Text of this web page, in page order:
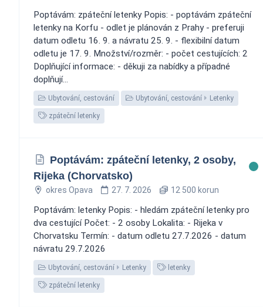
Poptávám: zpáteční letenky Popis: - poptávám zpáteční
letenky na Korfu - odlet je plánován z Prahy - preferuji
datum odletu 16. 9. a návratu 25. 9. - flexibilní datum
odletu je 17. 9. Množství/rozměr: - počet cestujících: 2
Doplňující informace: - děkuji za nabídky a případné
doplňují...
Ubytování, cestování Ubytování, cestování Letenky
zpáteční letenky
Poptávám: zpáteční letenky, 2 osoby,
Rijeka (Chorvatsko)
okres Opava 27. 7. 2026 12 500 korun
Poptávám: letenky Popis: - hledám zpáteční letenky pro
dva cestující Počet: - 2 osoby Lokalita: - Rijeka v
Chorvatsku Termín: - datum odletu 27.7.2026 - datum
návratu 29.7.2026
Ubytování, cestování Letenky letenky
zpáteční letenky